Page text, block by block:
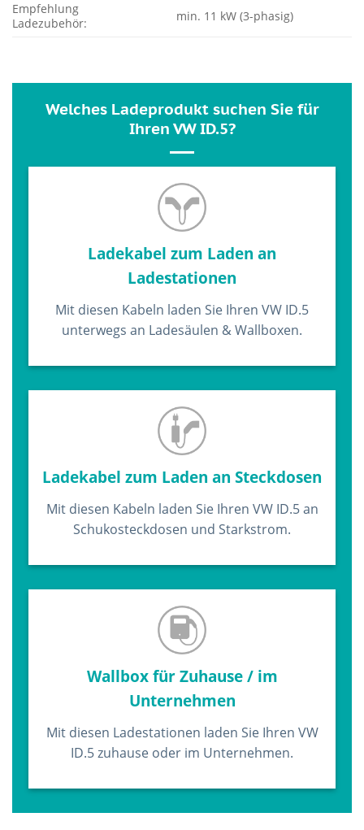
Empfehlung
Ladezubehör:
min. 11 kW (3-phasig)
Welches Ladeprodukt suchen Sie für
Ihren VW ID.5?
Ladekabel zum Laden an
Ladestationen
Mit diesen Kabeln laden Sie Ihren VW ID.5
unterwegs an Ladesäulen & Wallboxen.
Ladekabel zum Laden an Steckdosen
Mit diesen Kabeln laden Sie Ihren VW ID.5 an
Schukosteckdosen und Starkstrom.
Wallbox für Zuhause / im
Unternehmen
Mit diesen Ladestationen laden Sie Ihren VW
ID.5 zuhause oder im Unternehmen.